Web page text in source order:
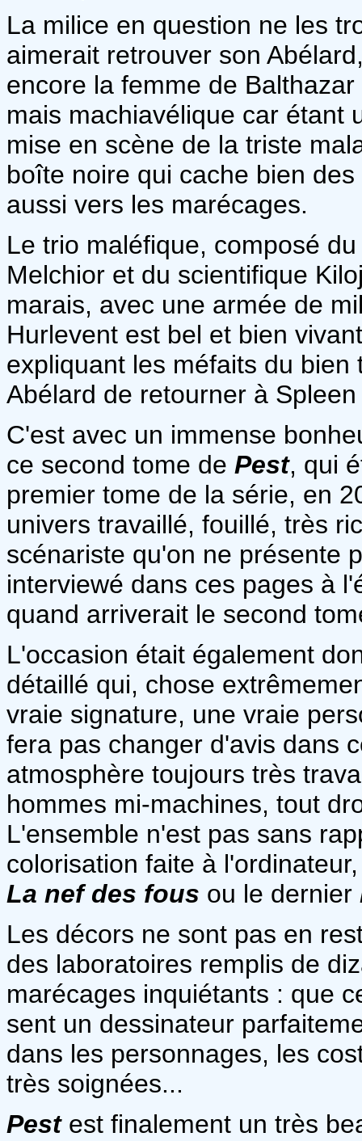
La milice en question ne les
aimerait retrouver son
encore la femme de
mais machiavélique car étant
mise en scène de la triste
boîte noire qui cache bien
aussi vers les marécages.
Le trio maléfique, composé
Melchior et du scientifique
marais, avec une armée de
Hurlevent est bel et bien
expliquant les méfaits du
Abélard de retourner à
C'est avec un immense
ce second tome de Pest, qui
premier tome de la série, en
univers travaillé, fouillé, très
scénariste qu'on ne présente
interviewé dans ces pages à
quand arriverait le second
L'occasion était également
détaillé qui, chose
vraie signature, une vraie
fera pas changer d'avis dans
atmosphère toujours très
hommes mi-machines, tout
L'ensemble n'est pas sans
colorisation faite à
La nef des fous ou le dernier
Les décors ne sont pas en
des laboratoires remplis de
marécages inquiétants : que
sent un dessinateur
dans les personnages, les
très soignées...
Pestest finalement un très